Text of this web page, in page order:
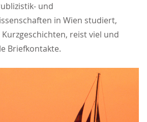
und
in Wien studiert,
reist viel und
Briefkontakte.